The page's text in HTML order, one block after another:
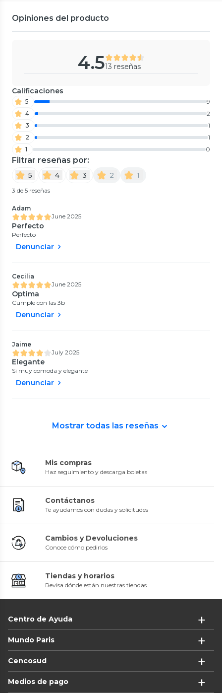
Opiniones del producto
4.513 reseñas
Calificaciones
5
9
4
2
3
1
2
1
1
0
Filtrar reseñas por:
5 4 3 2 1
3 de 5 reseñas
Adam
June 2025
Perfecto
Perfecto
Denunciar
Cecilia
June 2025
Optima
Cumple con las 3b
Denunciar
Jaime
July 2025
Elegante
Si muy comoda y elegante
Denunciar
Mostrar todas las reseñas
Mis compras
Haz seguimiento y descarga boletas
Contáctanos
Te ayudamos con dudas y solicitudes
Cambios y Devoluciones
Conoce cómo pedirlos
Tiendas y horarios
Revisa dónde están nuestras tiendas
Centro de Ayuda
Mundo Paris
Cencosud
Medios de pago